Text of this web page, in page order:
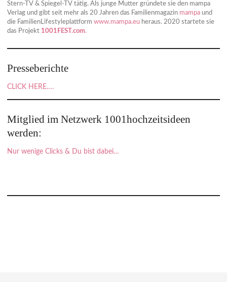
Stern-TV & Spiegel-TV tätig. Als junge Mutter gründete sie den mampa
Verlag und gibt seit mehr als 20 Jahren das Familienmagazin mampa und
die FamilienLifestyleplattform www.mampa.eu heraus. 2020 startete sie
das Projekt 1001FEST.com.
Presseberichte
CLICK HERE….
Mitglied im Netzwerk 1001hochzeitsideen
werden:
Nur wenige Clicks & Du bist dabei…